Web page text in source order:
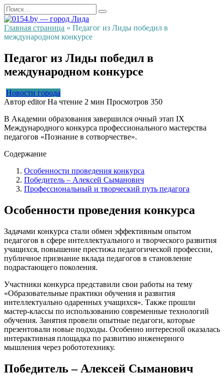
Перейти
к
содержанию
Search
for:
Главная страница » Педагог из Лиды победил в
международном конкурсе
Педагог из Лиды победил в
международном конкурсе
Новости города
Автор editor На чтение 2 мин Просмотров 350
В Академии образования завершился очный этап IX
Международного конкурса профессионального мастерства
педагогов «Познание в сотворчестве».
Содержание
Особенности проведения конкурса
Победитель – Алексей Сыманович
Профессиональный и творческий путь педагога
Особенности проведения конкурса
Задачами конкурса стали обмен эффективным опытом
педагогов в сфере интеллектуального и творческого развития
учащихся, повышение престижа педагогической профессии,
публичное признание вклада педагогов в становление
подрастающего поколения.
Участники конкурса представили свои работы на тему
«Образовательные практики обучения и развития
интеллектуально одаренных учащихся». Также прошли
мастер-классы по использованию современные технологий
обучения. Занятия провели опытные педагоги, которые
презентовали новые подходы. Особенно интересной оказалась
интерактивная площадка по развитию инженерного
мышления через робототехнику.
Победитель – Алексей Сыманович